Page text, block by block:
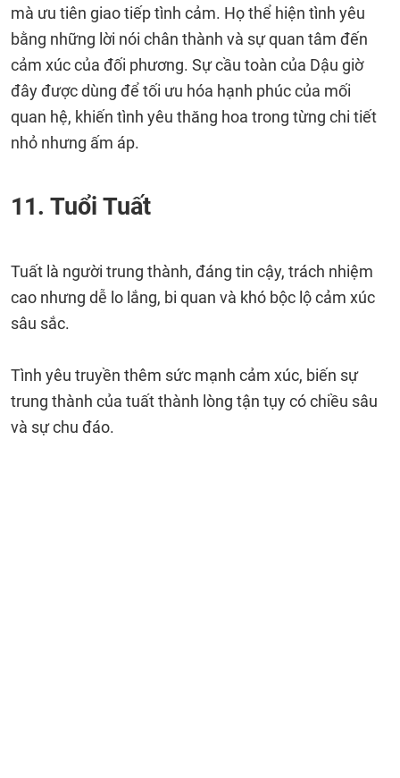
mà ưu tiên giao tiếp tình cảm. Họ thể hiện tình yêu
bằng những lời nói chân thành và sự quan tâm đến
cảm xúc của đối phương. Sự cầu toàn của Dậu giờ
đây được dùng để tối ưu hóa hạnh phúc của mối
quan hệ, khiến tình yêu thăng hoa trong từng chi tiết
nhỏ nhưng ấm áp.
11. Tuổi Tuất
Tuất là người trung thành, đáng tin cậy, trách nhiệm
cao nhưng dễ lo lắng, bi quan và khó bộc lộ cảm xúc
sâu sắc.
Tình yêu truyền thêm sức mạnh cảm xúc, biến sự
trung thành của tuất thành lòng tận tụy có chiều sâu
và sự chu đáo.